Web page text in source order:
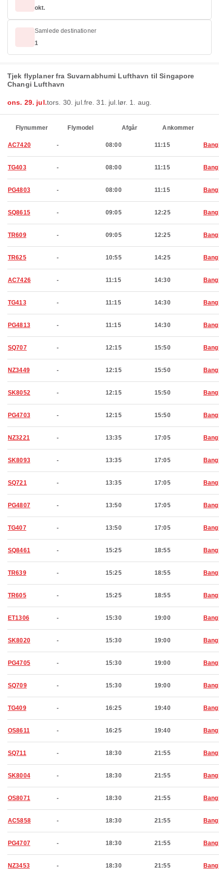
okt.
Samlede destinationer
1
Tjek flyplaner fra Suvarnabhumi Lufthavn til Singapore
Changi Lufthavn
ons. 29. jul.tors. 30. jul. fre. 31. jul. lør. 1. aug.
Flynummer Flymodel Afgår Ankommer
AC7420 - 08:00 11:15
TG403 - 08:00 11:15
PG4803 - 08:00 11:15
SQ8615 - 09:05 12:25
TR609 - 09:05 12:25
TR625 - 10:55 14:25
AC7426 - 11:15 14:30
TG413 - 11:15 14:30
PG4813 - 11:15 14:30
SQ707 - 12:15 15:50
NZ3449 - 12:15 15:50
SK8052 - 12:15 15:50
PG4703 - 12:15 15:50
NZ3221 - 13:35 17:05
SK8093 - 13:35 17:05
SQ721 - 13:35 17:05
PG4807 - 13:50 17:05
TG407 - 13:50 17:05
SQ8461 - 15:25 18:55
TR639 - 15:25 18:55
TR605 - 15:25 18:55
ET1306 - 15:30 19:00
SK8020 - 15:30 19:00
PG4705 - 15:30 19:00
SQ709 - 15:30 19:00
TG409 - 16:25 19:40
OS8611 - 16:25 19:40
SQ711 - 18:30 21:55
SK8004 - 18:30 21:55
OS8071 - 18:30 21:55
AC5858 - 18:30 21:55
PG4707 - 18:30 21:55
NZ3453 - 18:30 21:55